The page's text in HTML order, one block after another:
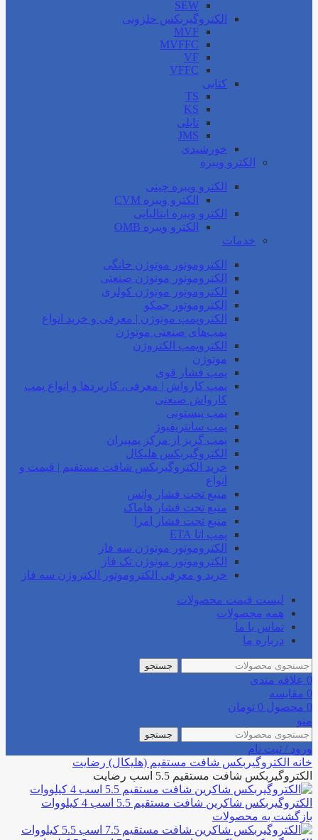
SEW
الکتروگیربکس حلزونی
MVF
MVFFC
VF
VFFC
کتابی
TS
KS
تایلی
JMS
خورشیدی
الکترو ویبره
الکترو ویبره چینی
الکترو ویبره CVM
الکترو ویبره ایتالیایی
الکترو ویبره OMB
خدمات
الکتروموتور موتوژن خانگی
الکتروموتور موتوژن صنعتی
الکتروموتور موتوژن کولری
الکتروموتور جمکو
الکتروپمپ موتوژن | معرفی و خرید انواع
پمپ‌های صنعتی موتوژن
الکتروپمپ الکتروژن
موتوژن
پمپ فشار قوی
پمپ کارواش | معرفی، کاربردها و انواع پمپ
کارواش صنعتی
پمپ پیستونی
پمپ سانتریفیوژ
پمپ گریز از مرکز پمپیران
الکتروگیربکس هلیکال
خرید الکتروگیربکس شافت مستقیم | قیمت و
انواع
منبع تحت فشار واتس
منبع تحت فشار هاماک
منبع تحت فشار امرا
پمپ اتا ETA
الکتروموتور موتوژن سه فاز
الکتروموتور موتوژن تک فاز
خرید و معرفی الکتروموتور الکتروژن سه فاز
لیست قیمت محصولات
همه محصولات
تماس با ما
درباره ما
جستجو
0 علاقه مندی
0 مقایسه
0 محصول 0 تومان
منو
جستجو
ورود / ثبت نام
خانه الکتروگیربکس شافت مستقیم (هلیکال) رضایت
الکتروگیربکس شافت مستقیم 5.5 اسب رضایت
الکتروگیربکس شاکرین شافت مستقیم 5.5 اسب 4 کیلووات
بازگشت به محصولات